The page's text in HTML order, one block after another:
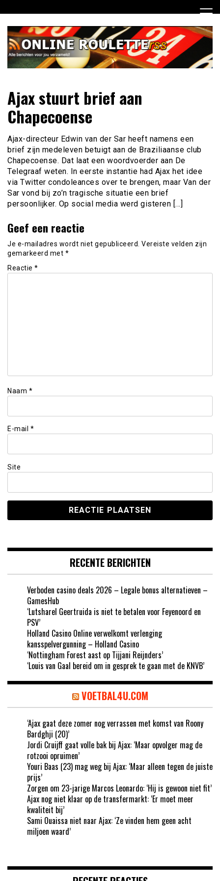
naar
inhoud
Online Roulette RSS
verzameld
Ajax stuurt brief aan
Chapecoense
Ajax-directeur Edwin van der Sar heeft namens een
brief zijn medeleven betuigt aan de Braziliaanse club
Chapecoense. Dat laat een woordvoerder aan De
Telegraaf weten. In eerste instantie had Ajax het idee
via Twitter condoleances over te brengen, maar Van der
Sar vond bij zo’n tragische situatie een brief
persoonlijker. Op social media werd gisteren […]
Geef een reactie
Je e-mailadres wordt niet gepubliceerd. Vereiste velden zijn
gemarkeerd met *
Reactie *
Naam *
E-mail *
Site
RECENTE BERICHTEN
Verboden casino deals 2026 – Legale bonus alternatieven –
GamesHub
‘Lutsharel Geertruida is niet te betalen voor Feyenoord en
PSV’
Holland Casino Online verwelkomt verlenging
kansspelvergunning – Holland Casino
‘Nottingham Forest aast op Tijjani Reijnders’
‘Louis van Gaal bereid om in gesprek te gaan met de KNVB’
VOETBAL4U.COM
‘Ajax gaat deze zomer nog verrassen met komst van Roony
Bardghji (20)’
Jordi Cruijff gaat volle bak bij Ajax: ‘Maar opvolger mag de
rotzooi opruimen’
Youri Baas (23) mag weg bij Ajax: ‘Maar alleen tegen de juiste
prijs’
Zorgen om 23-jarige Marcos Leonardo: ‘Hij is gewoon niet fit’
Ajax nog niet klaar op de transfermarkt: ‘Er moet meer
kwaliteit bij’
Sami Ouaissa niet naar Ajax: ‘Ze vinden hem geen acht
miljoen waard’